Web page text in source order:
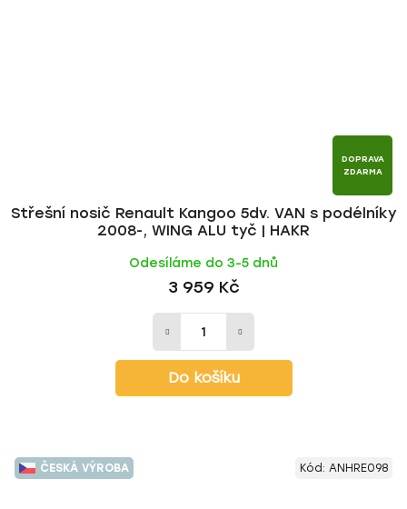
DOPRAVA
ZDARMA
Střešní nosič Renault Kangoo 5dv. VAN s podélníky
2008-, WING ALU tyč | HAKR
Odesíláme do 3-5 dnů
3 959 Kč
Do košíku
ČESKÁ VÝROBA Kód: ANHRE098